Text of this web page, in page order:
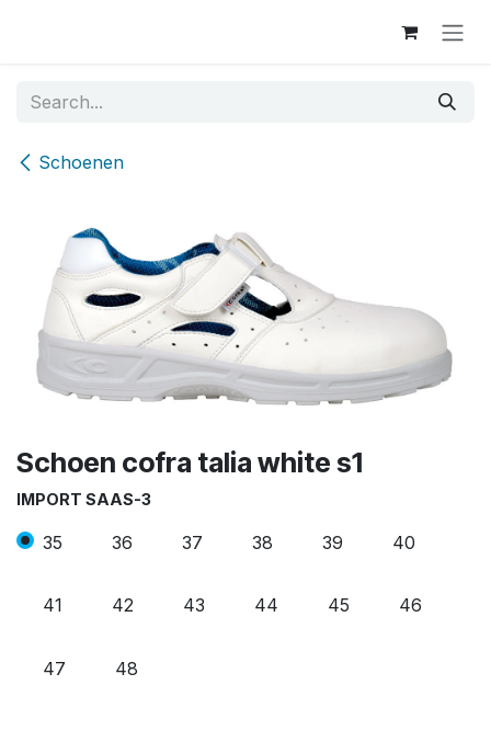
Schoenen
Schoen cofra talia white s1
IMPORT SAAS-3
35 36 37 38 39 40
41 42 43 44 45 46
47 48